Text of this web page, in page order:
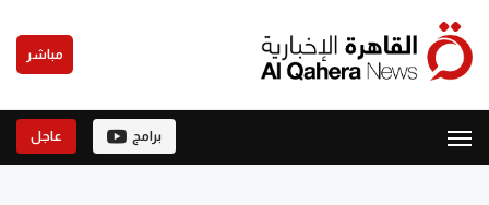
مباشر
برامج عاجل